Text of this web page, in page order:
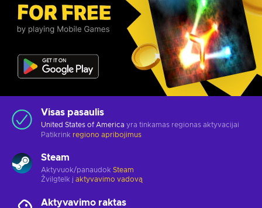
Visas pasaulis
United States of America yra tinkamas regionas aktyvacijai
Patikrink regiono apribojimus
Steam
Aktyvuok/panaudok Steam
Žvilgtelk į aktyvavimo vadovą
Aktyvavimo raktas